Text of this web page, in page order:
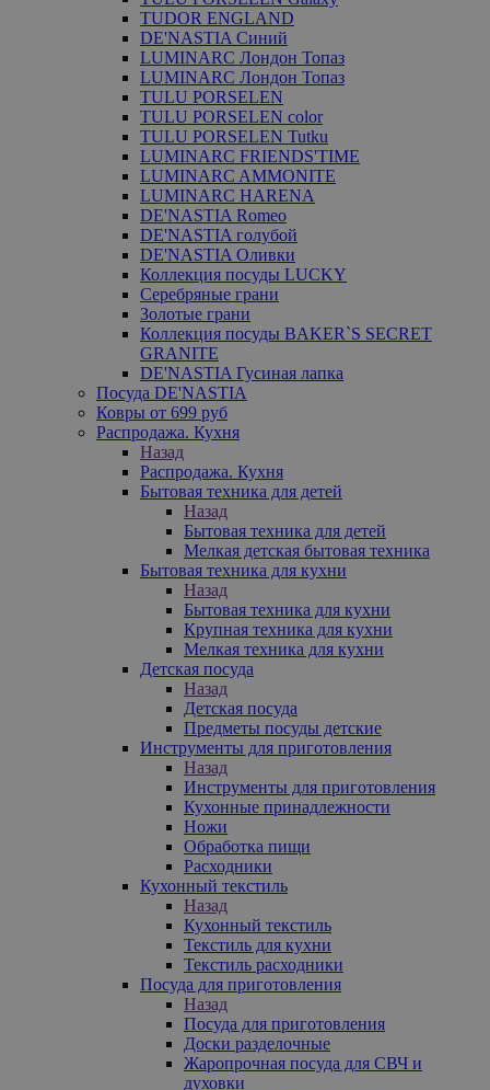
TUDOR ENGLAND
DE'NASTIA Синий
LUMINARC Лондон Топаз
LUMINARC Лондон Топаз
TULU PORSELEN
TULU PORSELEN color
TULU PORSELEN Tutku
LUMINARC FRIENDS'TIME
LUMINARC AMMONITE
LUMINARC HARENA
DE'NASTIA Romeo
DE'NASTIA голубой
DE'NASTIA Оливки
Коллекция посуды LUCKY
Серебряные грани
Золотые грани
Коллекция посуды BAKER`S SECRET
GRANITE
DE'NASTIA Гусиная лапка
Посуда DE'NASTIA
Ковры от 699 руб
Распродажа. Кухня
Назад
Распродажа. Кухня
Бытовая техника для детей
Назад
Бытовая техника для детей
Мелкая детская бытовая техника
Бытовая техника для кухни
Назад
Бытовая техника для кухни
Крупная техника для кухни
Мелкая техника для кухни
Детская посуда
Назад
Детская посуда
Предметы посуды детские
Инструменты для приготовления
Назад
Инструменты для приготовления
Кухонные принадлежности
Ножи
Обработка пищи
Расходники
Кухонный текстиль
Назад
Кухонный текстиль
Текстиль для кухни
Текстиль расходники
Посуда для приготовления
Назад
Посуда для приготовления
Доски разделочные
Жаропрочная посуда для СВЧ и
духовки